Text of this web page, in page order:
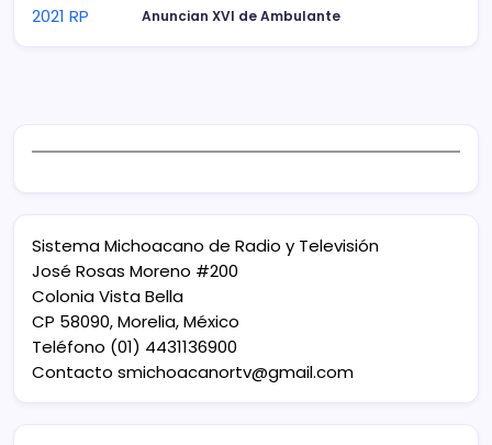
Anuncian XVI de Ambulante
Sistema Michoacano de Radio y Televisión
José Rosas Moreno #200
Colonia Vista Bella
CP 58090, Morelia, México
Teléfono (01) 4431136900
Contacto smichoacanortv@gmail.com